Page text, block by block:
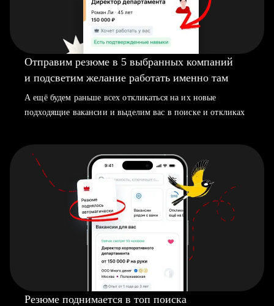
Отправим резюме в 5 выбранных компаний
и подсветим желание работать именно там
А ещё будем раньше всех откликаться на их новые
подходящие вакансии и выделим вас в поиске и откликах
Резюме поднимается в топ поиска